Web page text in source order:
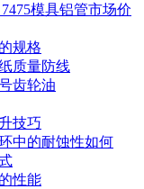
模具铝管市场价
规格
质量防线
齿轮油
技巧
中的耐蚀性如何
性能